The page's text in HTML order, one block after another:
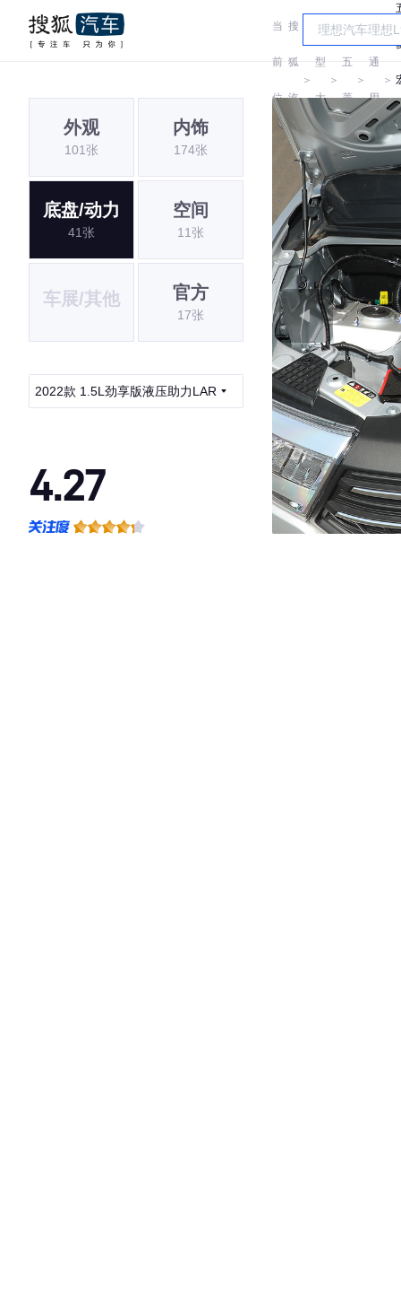
当
前
位
置:
搜
狐
汽
车
＞
车
型
大
全
＞
五
菱
＞
汽
通
用
五
菱
＞
外观
101张
内饰
174张
底盘/动力
41张
空间
11张
车展/其他 官方
17张
2022款 1.5L劲享版液压助力LAR
4.27